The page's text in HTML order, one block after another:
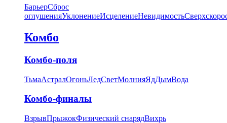
БарьерСброс
оглушенияУклонениеИсцелениеНевидимость
Комбо
Комбо-поля
ТьмаАстралОгоньЛедСветМолнияЯдДымВода
Комбо-финалы
ВзрывПрыжокФизический снарядВихрь